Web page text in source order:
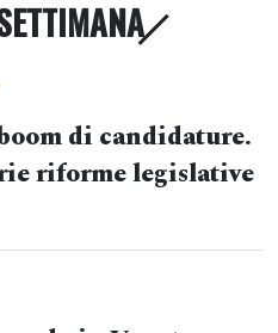
di candidature.
riforme legislative